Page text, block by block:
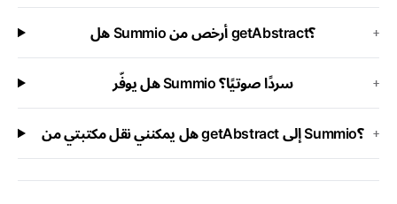
هل Summio أرخص من getAbstract؟ +
هل يوفّر Summio سردًا صوتيًا؟ +
هل يمكنني نقل مكتبتي من getAbstract إلى Summio؟ +